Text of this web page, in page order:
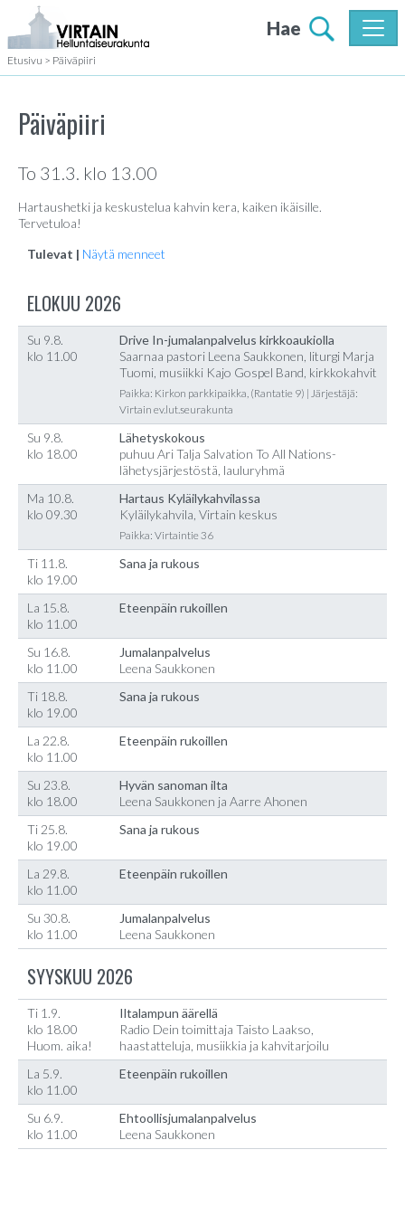
Hae
Etusivu > Päiväpiiri
Päiväpiiri
To 31.3. klo 13.00
Hartaushetki ja keskustelua kahvin kera, kaiken ikäisille.
Tervetuloa!
Tulevat | Näytä menneet
ELOKUU 2026
Su 9.8.
klo 11.00
Drive In-jumalanpalvelus kirkkoaukiolla
Saarnaa pastori Leena Saukkonen, liturgi Marja
Tuomi, musiikki Kajo Gospel Band, kirkkokahvit
Paikka: Kirkon parkkipaikka, (Rantatie 9) | Järjestäjä:
Virtain ev.lut.seurakunta
Su 9.8.
klo 18.00
Lähetyskokous
puhuu Ari Talja Salvation To All Nations-
lähetysjärjestöstä, lauluryhmä
Ma 10.8.
klo 09.30
Hartaus Kyläilykahvilassa
Kyläilykahvila, Virtain keskus
Paikka: Virtaintie 36
Ti 11.8.
klo 19.00
Sana ja rukous
La 15.8.
klo 11.00
Eteenpäin rukoillen
Su 16.8.
klo 11.00
Jumalanpalvelus
Leena Saukkonen
Ti 18.8.
klo 19.00
Sana ja rukous
La 22.8.
klo 11.00
Eteenpäin rukoillen
Su 23.8.
klo 18.00
Hyvän sanoman ilta
Leena Saukkonen ja Aarre Ahonen
Ti 25.8.
klo 19.00
Sana ja rukous
La 29.8.
klo 11.00
Eteenpäin rukoillen
Su 30.8.
klo 11.00
Jumalanpalvelus
Leena Saukkonen
SYYSKUU 2026
Ti 1.9.
klo 18.00
Huom. aika!
Iltalampun äärellä
Radio Dein toimittaja Taisto Laakso,
haastatteluja, musiikkia ja kahvitarjoilu
La 5.9.
klo 11.00
Eteenpäin rukoillen
Su 6.9.
klo 11.00
Ehtoollisjumalanpalvelus
Leena Saukkonen